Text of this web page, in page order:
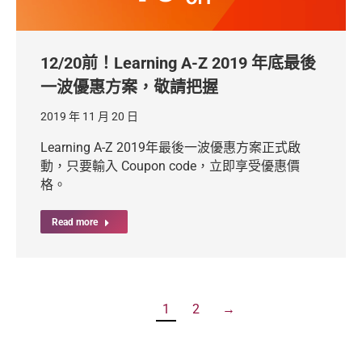
12/20前！Learning A-Z 2019 年底最後
一波優惠方案，敬請把握
2019 年 11 月 20 日
Learning A-Z 2019年最後一波優惠方案正式啟
動，只要輸入 Coupon code，立即享受優惠價
格。
Read more
1 2 →